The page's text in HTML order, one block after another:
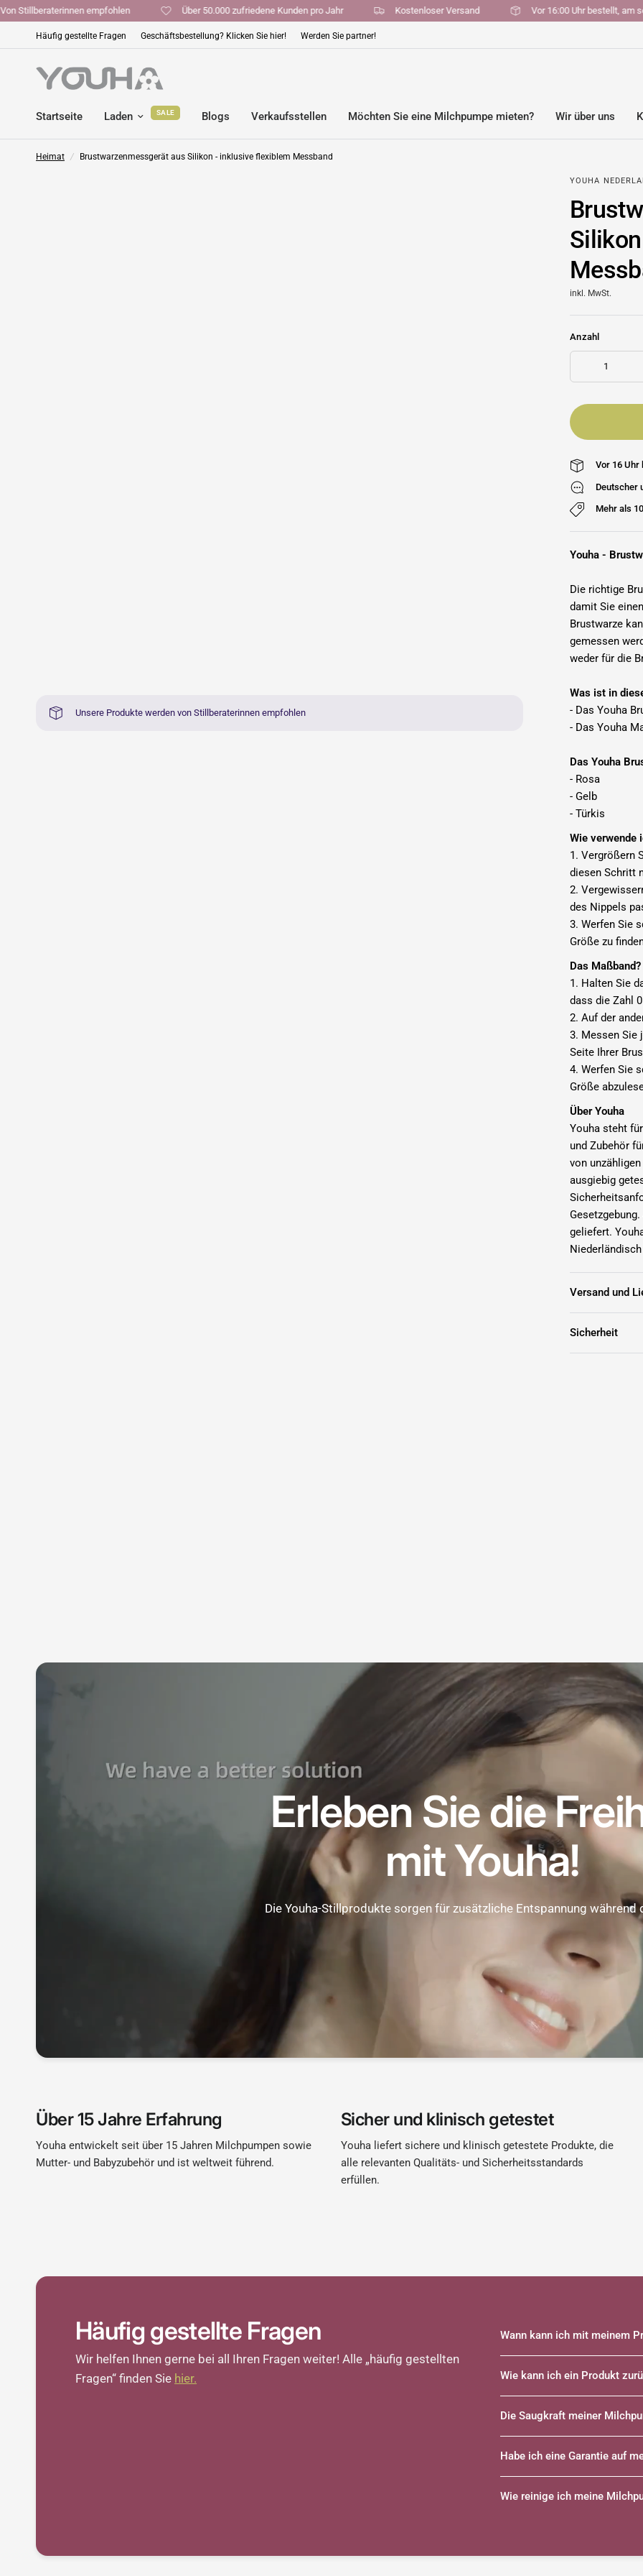
Von Stillberaterinnen empfohlen Über 50.000 zufriedene Kunden pro Jahr Kostenloser Versand Vor 16:00 Uhr
Häufig gestellte Fragen Geschäftsbestellung? Klicken Sie hier! Werden Sie partner!
Startseite Laden SALE Blogs Verkaufsstellen Möchten Sie eine Milchpumpe mieten? Wir über uns
Heimat / Brustwarzenmessgerät aus Silikon - inklusive flexiblem Messband
Unsere Produkte werden von Stillberaterinnen empfohlen
YOUHA
inkl. MwSt.
Anzahl
Vor 16 Uhr
Deutscher
Mehr als
Youha -
Die richtige
damit Sie
Brustwarze
gemessen
weder für die
Was ist in
- Das Youha
- Das Youha
Das Youha
- Rosa
- Gelb
- Türkis
Wie verwende
1. Vergrößern
diesen Schritt
2.
des Nippels
3. Werfen Sie
Größe zu
Das Maßband?
1. Halten Sie
dass die Zahl
2. Auf der
3. Messen Sie
Seite Ihrer
4. Werfen Sie
Größe
Über Youha
Youha steht
und Zubehör
von
ausgiebig
geliefert.
Versand und
Sicherheit
Erleben Sie die
mit Youha!
Die Youha-Stillprodukte sorgen für zusätzliche Entspannung während
Über 15 Jahre Erfahrung
Youha entwickelt seit über 15 Jahren Milchpumpen sowie
Mutter- und Babyzubehör und ist weltweit führend.
Sicher und klinisch getestet
Youha liefert sichere und klinisch getestete Produkte, die
alle relevanten Qualitäts- und Sicherheitsstandards
erfüllen.
Häufig gestellte Fragen
Wir helfen Ihnen gerne bei all Ihren Fragen weiter! Alle „häufig gestellten
Fragen“ finden Sie hier.
Wann kann ich mit meinem
Wie kann ich ein Produkt
Die Saugkraft meiner
Habe ich eine Garantie auf
Wie reinige ich meine